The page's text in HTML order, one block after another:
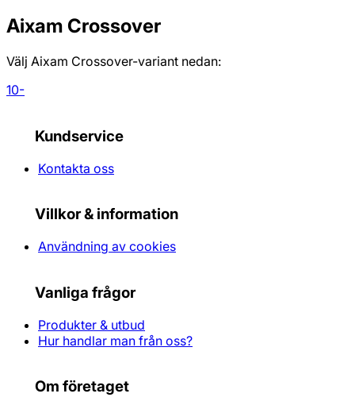
Aixam Crossover
Välj Aixam Crossover-variant nedan:
10-
Kundservice
Kontakta oss
Villkor & information
Användning av cookies
Vanliga frågor
Produkter & utbud
Hur handlar man från oss?
Om företaget